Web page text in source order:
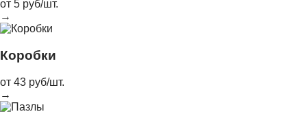
от 5 руб/шт.
→
Коробки
от 43 руб/шт.
→